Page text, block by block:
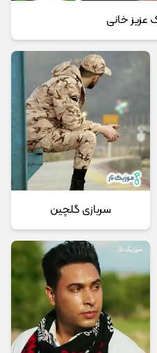
عزیز خانی
سربازی گلچین